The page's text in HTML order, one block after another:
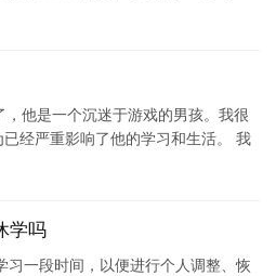
他是一个沉迷于游戏的男孩。我很
经严重影响了他的学习和生活。 我
学吗
习一段时间，以便进行个人调整、恢